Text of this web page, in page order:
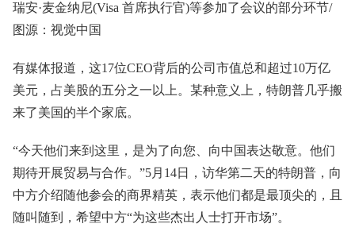
瑞安·麦金纳尼(Visa 首席执行官)等参加了会议的部分环节/
图源：视觉中国
有媒体报道，这17位CEO背后的公司市值总和超过10万亿
美元，占美股的五分之一以上。某种意义上，特朗普几乎搬
来了美国的半个家底。
“今天他们来到这里，是为了向您、向中国表达敬意。他们
期待开展贸易与合作。”5月14日，访华第二天的特朗普，向
中方介绍随他参会的商界精英，表示他们都是最顶尖的，且
随叫随到，希望中方“为这些杰出人士打开市场”。